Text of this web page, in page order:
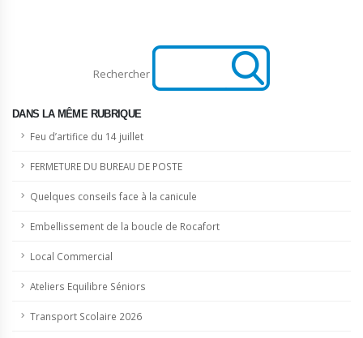
Rechercher
DANS LA MÊME RUBRIQUE
Feu d’artifice du 14 juillet
FERMETURE DU BUREAU DE POSTE
Quelques conseils face à la canicule
Embellissement de la boucle de Rocafort
Local Commercial
Ateliers Equilibre Séniors
Transport Scolaire 2026